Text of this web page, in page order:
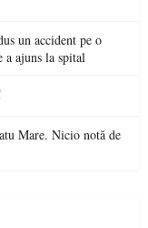
un accident pe o
a ajuns la spital
Mare. Nicio notă de